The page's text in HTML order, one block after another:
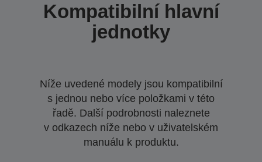
Kompatibilní hlavní
jednotky
Níže uvedené modely jsou kompatibilní
s jednou nebo více položkami v této
řadě. Další podrobnosti naleznete
v odkazech níže nebo v uživatelském
manuálu k produktu.